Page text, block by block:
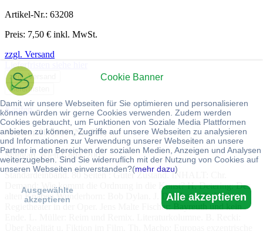
Cookie Banner
Damit wir unsere Webseiten für Sie optimieren und personalisieren
können würden wir gerne Cookies verwenden. Zudem werden
Cookies gebraucht, um Funktionen von Soziale Media Plattformen
anbieten zu können, Zugriffe auf unsere Webseiten zu analysieren
und Informationen zur Verwendung unserer Webseiten an unsere
Partner in den Bereichen der sozialen Medien, Anzeigen und Analysen
weiterzugeben. Sind Sie widerruflich mit der Nutzung von Cookies auf
unseren Webseiten einverstanden?(mehr dazu)
Alle akzeptieren
Ausgewählte
akzeptieren
Artikel-Nr.: 63208
Preis: 7,50 € inkl. MwSt.
zzgl. Versand
Lieferfristen siehe hier
zzgl. Versand
Lieferfristen
Kaufen
Merkur 10/2007 (Nr. 701)
Stuttgart, Klett-Cotta. 2007
Standardeinband. 80 Seiten : Guter Zustand. INHALT: Chr.
Demand: Wie kommt die Ordnung in die Kunst? H. Detering: Des
alten Knaben Wunderhorn: Bob Dylan. J. Dombois / R. Klein:
Regietheater in der Oper. Jens Malte Fischer: Bayreuth und kein